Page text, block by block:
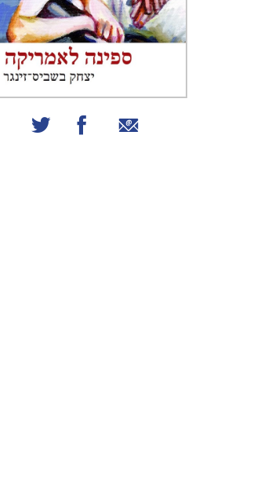
שיתוף באמצעות אימייל
שיתוף בפייסבוק